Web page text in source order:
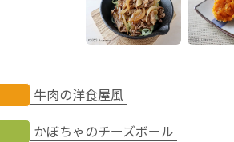
牛肉の洋食屋風
かぼちゃのチーズボール